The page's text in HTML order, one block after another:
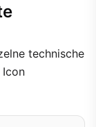
technische